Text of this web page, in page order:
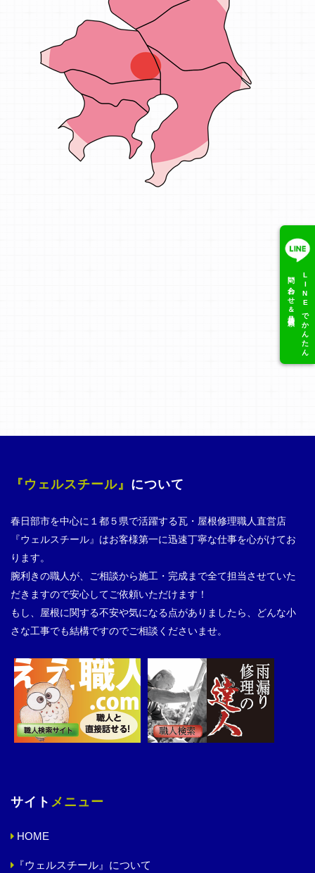
LINEでかんたん
問い合わせ＆見積依頼
『ウェルスチール』 について
春日部市を中心に１都５県で活躍する瓦・屋根修理職人直営店
『ウェルスチール』はお客様第一に迅速丁寧な仕事を心がけてお
ります。
腕利きの職人が、ご相談から施工・完成まで全て担当させていた
だきますので安心してご依頼いただけます！
もし、屋根に関する不安や気になる点がありましたら、どんな小
さな工事でも結構ですのでご相談くださいませ。
サイト メニュー
HOME
『ウェルスチール』について